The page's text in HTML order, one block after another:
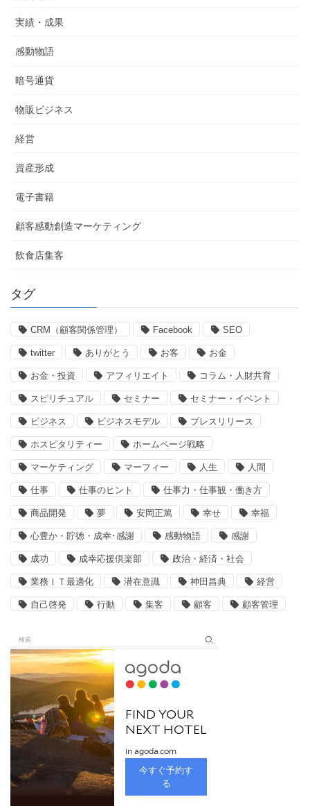
実績・成果
感動物語
暗号通貨
物販ビジネス
経営
資産形成
電子書籍
顧客感動創造マーケティング
飲食店集客
タグ
CRM（顧客関係管理） Facebook SEO
twitter ありがとう お客 お金
お金・投資 アフィリエイト コラム・人財共育
スピリチュアル セミナー セミナー・イベント
ビジネス ビジネスモデル プレスリリース
ホスピタリティー ホームページ戦略
マーケティング マーフィー 人生 人間
仕事 仕事のヒント 仕事力・仕事観・働き方
商品開発 夢 安岡正篤 幸せ 幸福
心豊か・貯徳・成幸･感謝 感動物語 感謝
成功 成幸応援倶楽部 政治・経済・社会
業務ＩＴ最適化 潜在意識 神田昌典 経営
自己啓発 行動 集客 顧客 顧客管理